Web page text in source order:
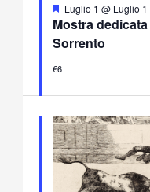
Mostra
Sorrento
Segnalati
Luglio 1 @ Luglio 1
€6